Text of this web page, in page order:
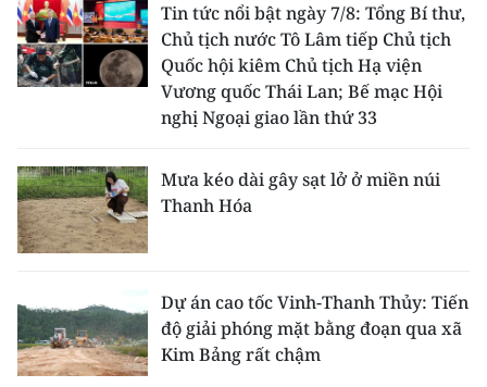
Tin tức nổi bật ngày 7/8: Tổng Bí thư,
Chủ tịch nước Tô Lâm tiếp Chủ tịch
Quốc hội kiêm Chủ tịch Hạ viện
Vương quốc Thái Lan; Bế mạc Hội
nghị Ngoại giao lần thứ 33
Mưa kéo dài gây sạt lở ở miền núi
Thanh Hóa
Dự án cao tốc Vinh-Thanh Thủy: Tiến
độ giải phóng mặt bằng đoạn qua xã
Kim Bảng rất chậm